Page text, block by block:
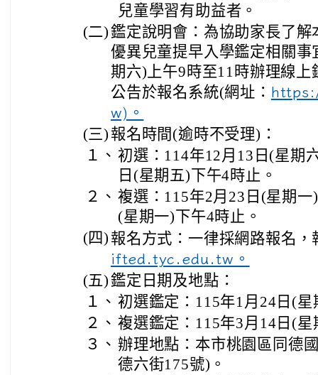
兒童學習有助益者。
(二)鑑定說明會：為協助家長了
優異兒童提早入學鑑定相關
期六)上午9時至11時辦理線
公告於報名系統(網址：
w)。
(三) 報名時間(逾時不受理)：
１、 初選：114年12月13日(星期
日(星期五)下午4時止。
２、 複選：115年2月23日(星期
(星期一)下午4時止。
(四) 報名方式：一律採網路報名，
ifted.tyc.edu.tw。
(五)鑑定日期及地點：
１、 初選鑑定：115年1月24日(
２、 複選鑑定：115年3月14日(
３、 辦理地點：本市桃園區同德
德六街175號)。